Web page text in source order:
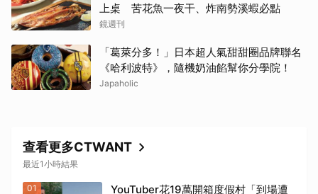
上桌 苦花魚一夜干、炸南勢溪蝦必點
鏡週刊
「葛萊分多！」日本超人氣甜甜圈品牌聯名
《哈利波特》，隨機奶油餡幫你分學院！
Japaholic
查看更多CTWANT
最近1小時結果
01
YouTuber花19萬開箱度假村「到場遭